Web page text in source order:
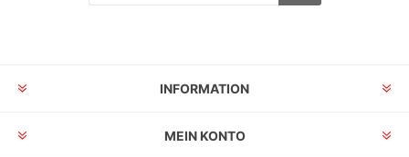
INFORMATION
MEIN KONTO